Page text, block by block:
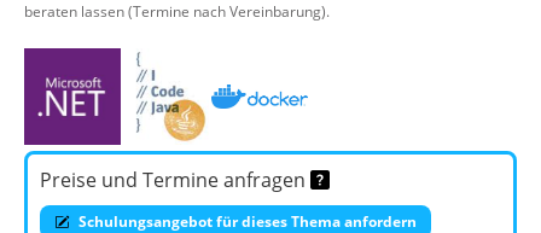
beraten lassen (Termine nach Vereinbarung).
Preise und Termine anfragen
Schulungsangebot für dieses Thema anfordern